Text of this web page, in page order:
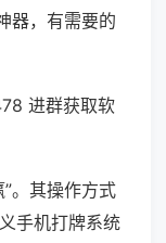
器，有需要的
进群获取软
。其操作方式
手机打牌系统